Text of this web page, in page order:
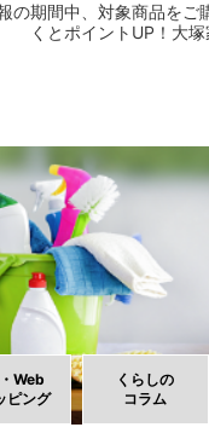
の期間中、対象商品をご
くとポイントUP！大
Web
ピング
くらしの
コラム